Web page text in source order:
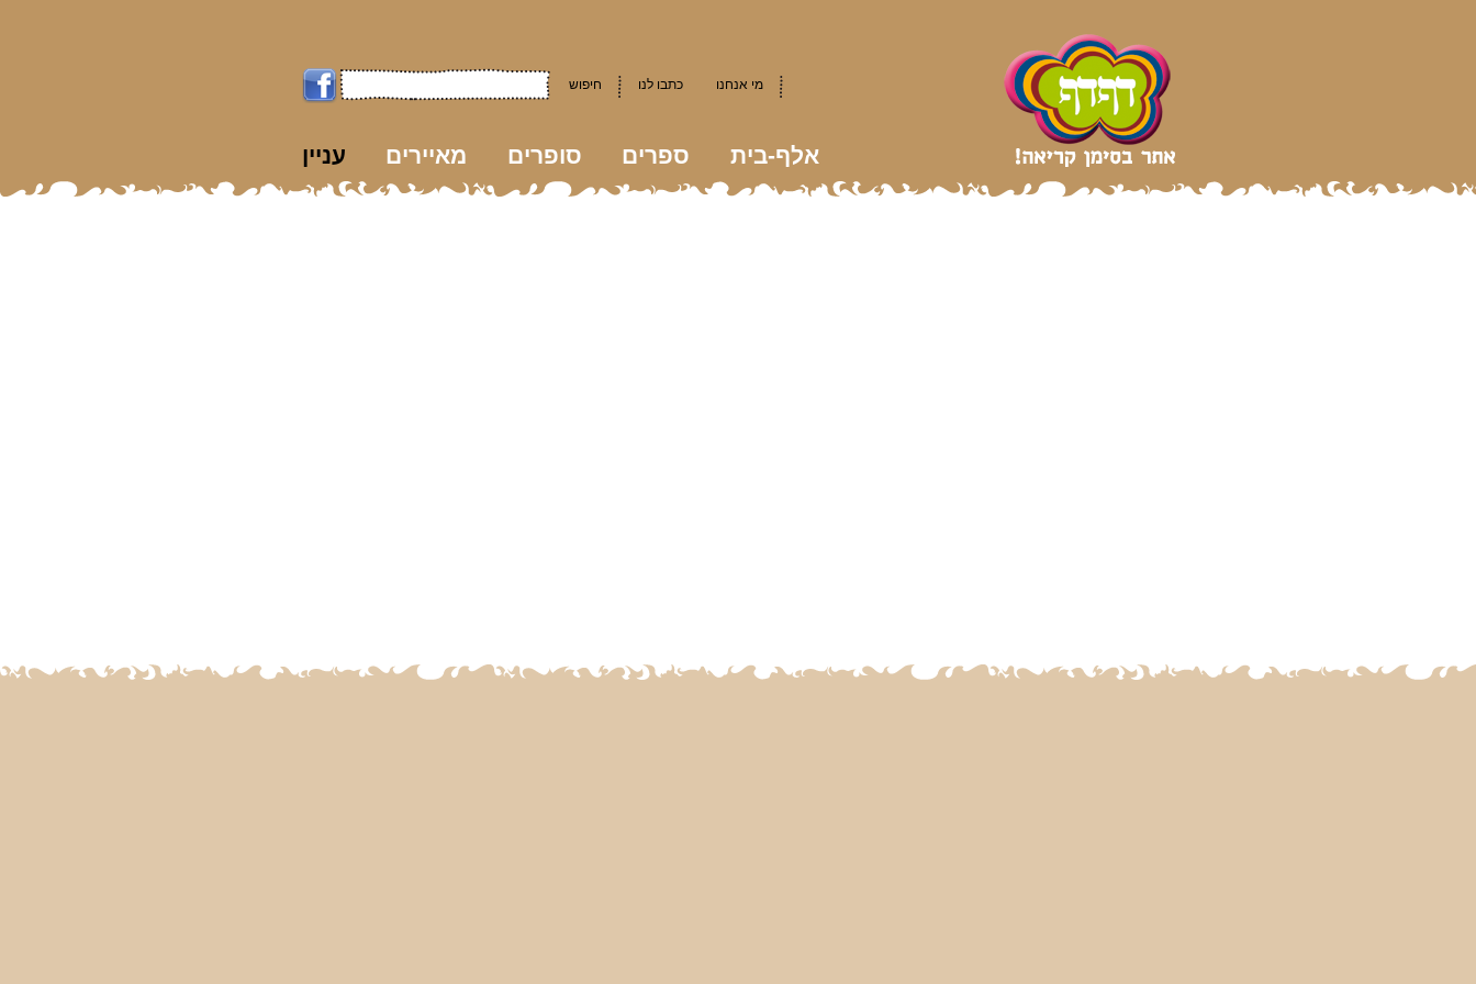
חיפוש כתבו לנו מי אנחנו
אלף-בית ספרים סופרים מאיירים עניין